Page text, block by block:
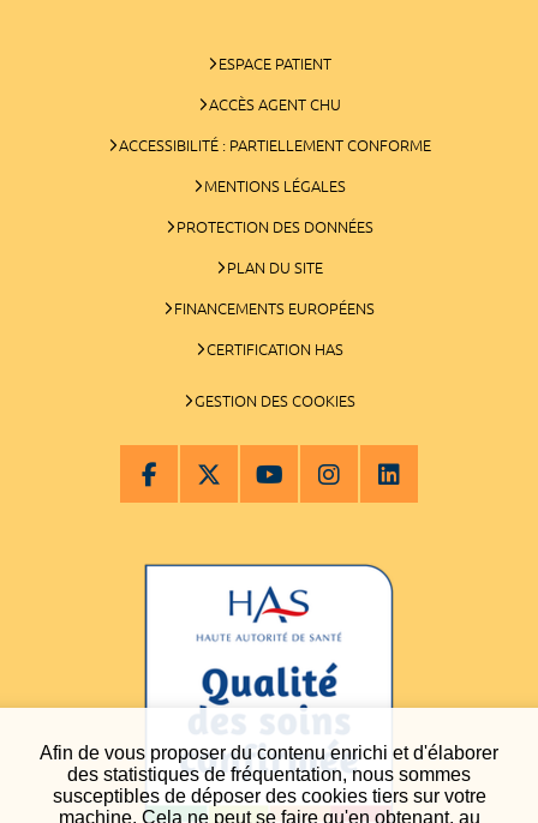
Afin de vous proposer du contenu enrichi et d'élaborer
des statistiques de fréquentation, nous sommes
susceptibles de déposer des cookies tiers sur votre
machine. Cela ne peut se faire qu'en obtenant, au
ESPACE PATIENT
ACCÈS AGENT CHU
ACCESSIBILITÉ : PARTIELLEMENT CONFORME
MENTIONS LÉGALES
PROTECTION DES DONNÉES
PLAN DU SITE
FINANCEMENTS EUROPÉENS
CERTIFICATION HAS
GESTION DES COOKIES